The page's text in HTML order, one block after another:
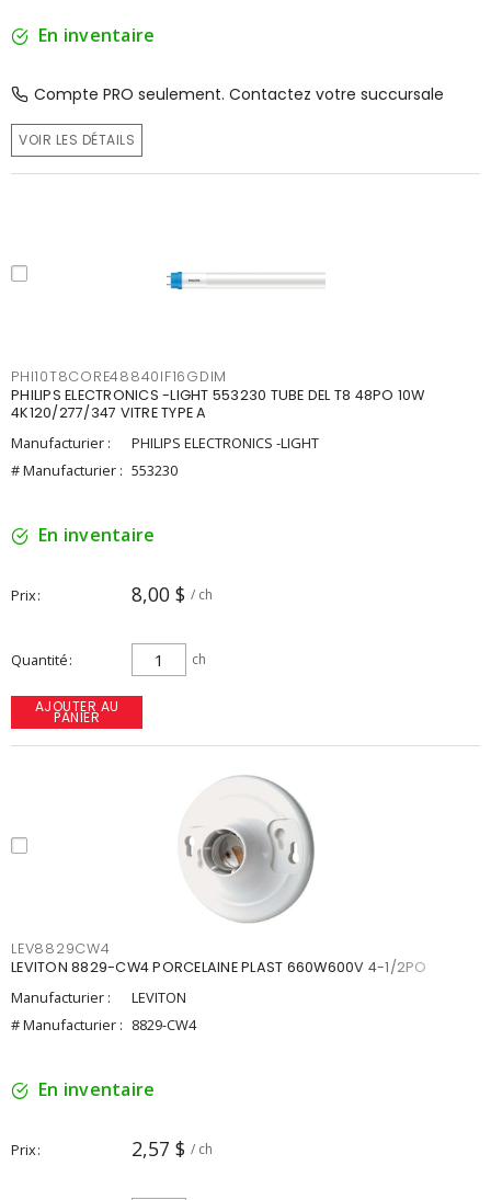
En inventaire
Compte PRO seulement. Contactez votre succursale
VOIR LES DÉTAILS
PHI10T8CORE48840IF16GDIM
PHILIPS ELECTRONICS -LIGHT 553230 TUBE DEL T8 48PO 10W
4K120/277/347 VITRE TYPE A
Manufacturier :
PHILIPS ELECTRONICS -LIGHT
# Manufacturier : 553230
En inventaire
Prix 8,00 $ / ch
Quantité ch
AJOUTER AU
PANIER
LEV8829CW4
LEVITON 8829-CW4 PORCELAINE PLAST 660W600V 4-1/2PO
Manufacturier :
LEVITON
# Manufacturier : 8829-CW4
En inventaire
Prix 2,57 $ / ch